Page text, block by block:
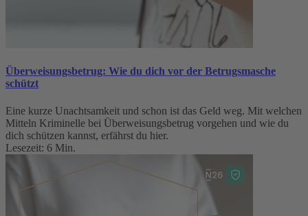
Überweisungsbetrug: Wie du dich vor der Betrugsmasche
schützt
Eine kurze Unachtsamkeit und schon ist das Geld weg. Mit welchen
Mitteln Kriminelle bei Überweisungsbetrug vorgehen und wie du
dich schützen kannst, erfährst du hier.
Lesezeit: 6 Min.